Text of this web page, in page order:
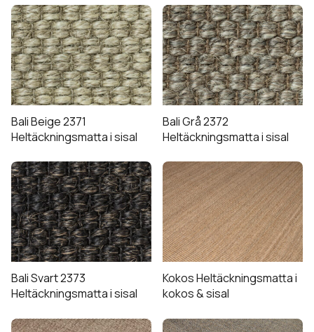
Golv
Expandera
undermeny
Tillbehör
Expandera
undermeny
Tjänster
Expandera
undermeny
Bali Beige 2371
Heltäckningsmatta i sisal
Bali Grå 2372
Heltäckningsmatta i sisal
Bali Svart 2373
Heltäckningsmatta i sisal
Kokos Heltäckningsmatta i
kokos & sisal